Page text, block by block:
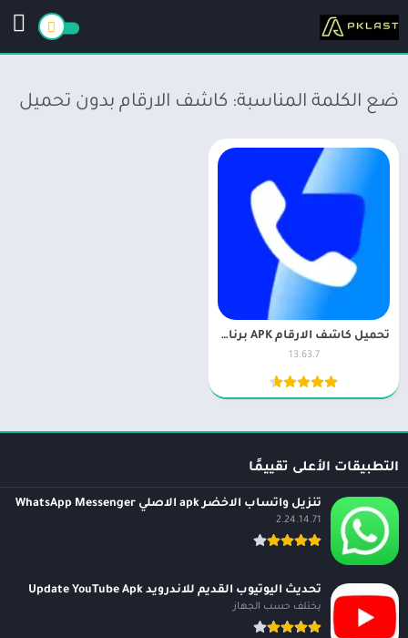
ضع الكلمة المناسبة: كاشف الارقام بدون تحميل
تحميل كاشف الارقام APK برنامج كشف اسم صاحب الرقم تروكولر
13.63.7
التطبيقات الأعلى تقييمًا
تنزيل واتساب الاخضر apk الاصلي WhatsApp Messenger
2.24.14.71
تحديث اليوتيوب القديم للاندرويد Update YouTube Apk
يختلف حسب الجهاز